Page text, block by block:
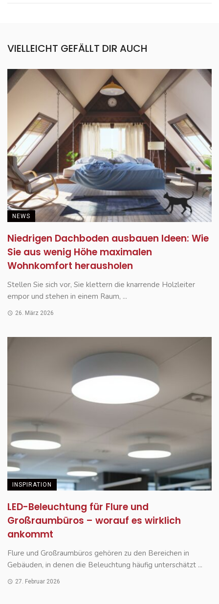
VIELLEICHT GEFÄLLT DIR AUCH
NEWS
Niedrigen Dachboden ausbauen Ideen: Wie
Sie aus wenig Höhe maximalen
Wohnkomfort herausholen
Stellen Sie sich vor, Sie klettern die knarrende Holzleiter
empor und stehen in einem Raum, ...
26. März 2026
INSPIRATION
LED-Beleuchtung für Flure und
Großraumbüros – worauf es wirklich
ankommt
Flure und Großraumbüros gehören zu den Bereichen in
Gebäuden, in denen die Beleuchtung häufig unterschätzt ...
27. Februar 2026